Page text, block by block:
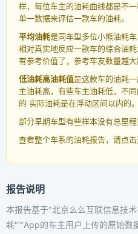
样，每位车主的油耗曲线都是不
单一数据来评估一款车的油耗。
平均油耗是同车型多位小熊油耗
相对真实地反应一款车的综合油
有参考价值了，参考车友数量越大
低油耗高油耗值是这款车的油耗
主油耗高，有些车主油耗低，不
的 实际油耗是在浮动区间以内的。
部分早期车型有些样本没有总里程
查看整个车系的油耗报告，请点
报告说明
本报告基于"北京么么互联信息技
耗"™App的车主用户上传的原始数